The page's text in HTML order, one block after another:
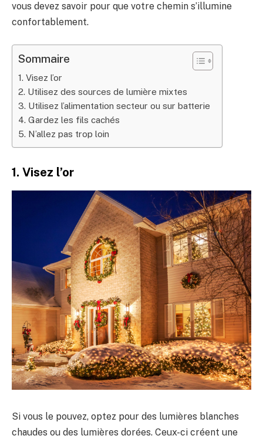
vous devez savoir pour que votre chemin s’illumine
confortablement.
Sommaire
1. Visez l’or
2. Utilisez des sources de lumière mixtes
3. Utilisez l’alimentation secteur ou sur batterie
4. Gardez les fils cachés
5. N’allez pas trop loin
1. Visez l’or
Si vous le pouvez, optez pour des lumières blanches
chaudes ou des lumières dorées. Ceux-ci créent une